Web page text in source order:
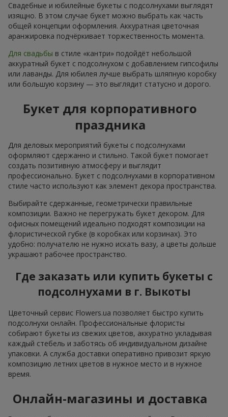
Свадебные и юбилейные букеты с подсолнухами выглядят
изящно. В этом случае букет можно выбрать как часть
общей концепции оформления. Аккуратная цветочная
аранжировка подчёркивает торжественность момента.
Для свадьбы в стиле «кантри» подойдёт небольшой
аккуратный букет с подсолнухом с добавлением гипсофилы
или лаванды. Для юбилея лучше выбрать шляпную коробку
или большую корзину — это выглядит статусно и дорого.
Букет для корпоративного
праздника
Для деловых мероприятий букеты с подсолнухами
оформляют сдержанно и стильно. Такой букет помогает
создать позитивную атмосферу и выглядит
профессионально. Букет с подсолнухами в корпоративном
стиле часто используют как элемент декора пространства.
Выбирайте сдержанные, геометрически правильные
композиции. Важно не перегружать букет декором. Для
офисных помещений идеально подходят композиции на
флористической губке (в коробках или корзинах). Это
удобно: получателю не нужно искать вазу, а цветы дольше
украшают рабочее пространство.
Где заказать или купить букеты с
подсолнухами в г. Выкоты
Цветочный сервис Flowers.ua позволяет быстро купить
подсолнухи онлайн. Профессиональные флористы
собирают букеты из свежих цветов, аккуратно укладывая
каждый стебель и заботясь об индивидуальном дизайне
упаковки. А служба доставки оперативно привозит яркую
композицию летних цветов в нужное место и в нужное
время.
Онлайн-магазины и доставка